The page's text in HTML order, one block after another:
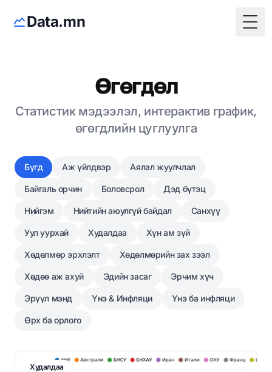
Data.mn
Өгөгдөл
Статистик мэдээлэл, интерактив график,
өгөгдлийн цуглуулга
Бүгд Аж үйлдвэр Аялал жуулчлал
Байгаль орчин Боловсрол Дэд бүтэц
Нийгэм Нийтийн аюулгүй байдал Санхүү
Уул уурхай Худалдаа Хүн ам зүй
Хөдөлмөр эрхлэлт Хөдөлмөрийн зах зээл
Хөдөө аж ахуй Эдийн засаг Эрчим хүч
Эрүүл мэнд Үнэ & Инфляци Үнэ ба инфляци
Өрх ба орлого
Худалдаа